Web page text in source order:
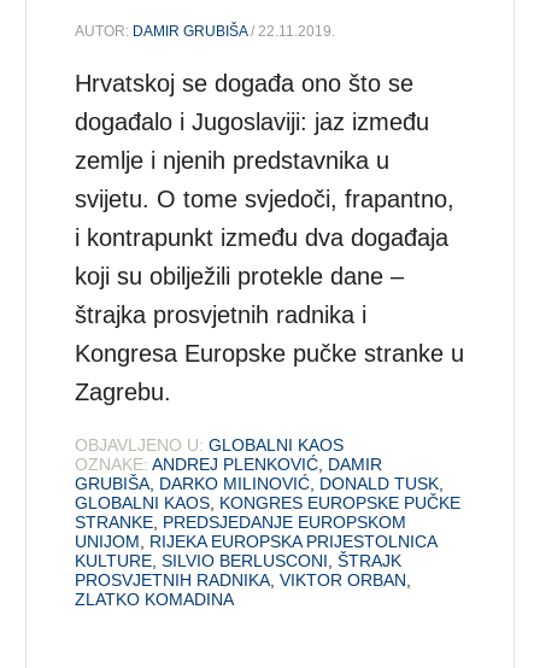
AUTOR: DAMIR GRUBIŠA/ 22.11.2019.
Hrvatskoj se događa ono što se
događalo i Jugoslaviji: jaz između
zemlje i njenih predstavnika u
svijetu. O tome svjedoči, frapantno,
i kontrapunkt između dva događaja
koji su obilježili protekle dane –
štrajka prosvjetnih radnika i
Kongresa Europske pučke stranke u
Zagrebu.
OBJAVLJENO U: GLOBALNI KAOS
OZNAKE: ANDREJ PLENKOVIĆ DAMIR
GRUBIŠA DARKO MILINOVIĆ DONALD TUSK
GLOBALNI KAOS KONGRES EUROPSKE PUČKE
STRANKE PREDSJEDANJE EUROPSKOM
UNIJOM
RIJEKA EUROPSKA PRIJESTOLNICA
KULTURE ,SILVIO BERLUSCONI ,ŠTRAJK
PROSVJETNIH RADNIKA ,VIKTOR ORBAN
ZLATKO KOMADINA